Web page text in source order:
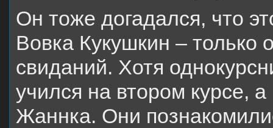
Он тоже догадался, что
Вовка Кукушкин – только
свиданий. Хотя
учился на втором курсе,
Жаннка. Они